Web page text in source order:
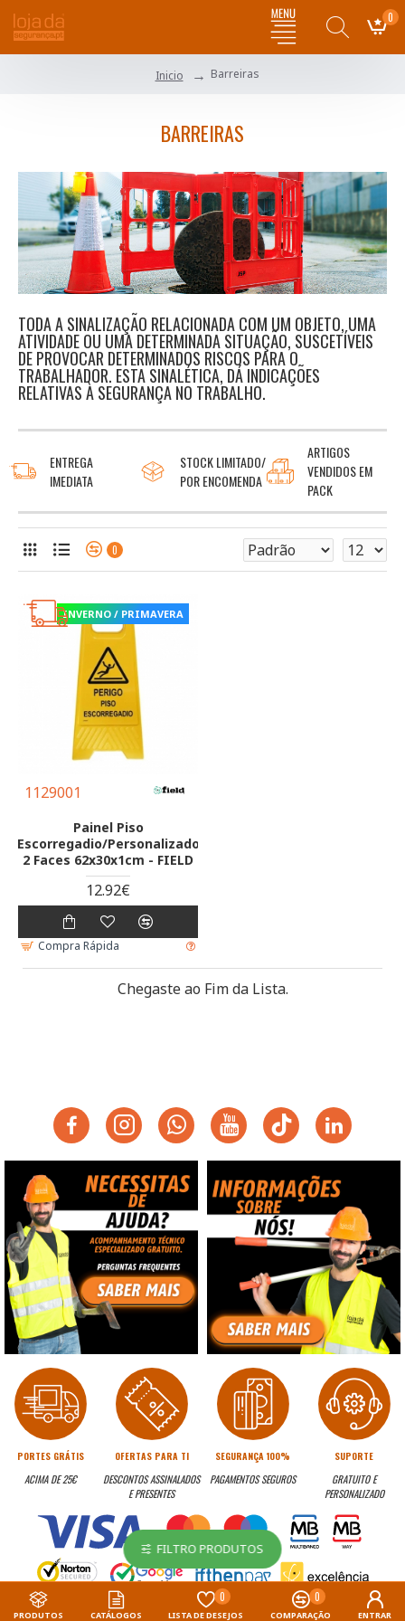
0
Inicio Barreiras
BARREIRAS
TODA A SINALIZAÇÃO RELACIONADA COM UM OBJETO, UMA
ATIVIDADE OU UMA DETERMINADA SITUAÇÃO, SUSCETÍVEIS
DE PROVOCAR DETERMINADOS RISCOS PARA O
TRABALHADOR. ESTA SINALÉTICA, DÁ INDICAÇÕES
RELATIVAS À SEGURANÇA NO TRABALHO.
ENTREGA
IMEDIATA
STOCK LIMITADO/
POR ENCOMENDA
ARTIGOS
VENDIDOS EM
PACK
0
INVERNO / PRIMAVERA
1129001
Painel Piso
Escorregadio/Personalizado
2 Faces 62x30x1cm - FIELD
12.92€
Compra Rápida
Chegaste ao Fim da Lista.
PORTES GRÁTIS
ACIMA DE 25€
OFERTAS PARA TI
DESCONTOS ASSINALADOS
E PRESENTES
SEGURANÇA 100%
PAGAMENTOS SEGUROS
SUPORTE
GRATUITO E
PERSONALIZADO
PRODUTOS CATÁLOGOS LISTA DE DESEJOS
0
COMPARAÇÃO
0
ENTRAR
FILTRO PRODUTOS